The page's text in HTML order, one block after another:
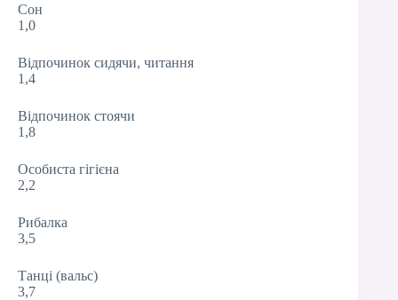
Сон
1,0
Відпочинок сидячи, читання
1,4
Відпочинок стоячи
1,8
Особиста гігієна
2,2
Рибалка
3,5
Танці (вальс)
3,7